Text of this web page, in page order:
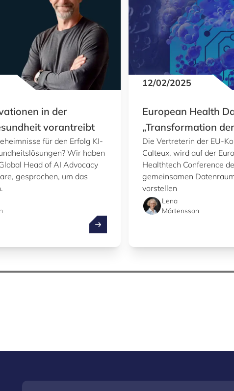
Wearables nach Luxemburg
in der
vorantreibt
für den Erfolg KI-
Wir haben
Head of AI Advocacy
gesprochen, um das
Wie KI Innovationen in der digitalen
12/02/2025
European Health
„Transformation der
Die Vertreterin der EU-
Calteux, wird auf der
Healthtech Conference
gemeinsamen
vorstellen
Lena
Mårtensson